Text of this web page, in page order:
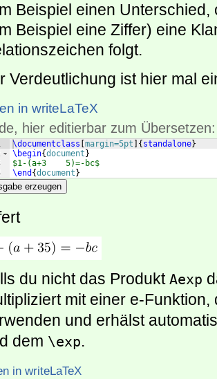
Beispiel einen
Beispiel eine Ziffer) eine
folgt.
Verdeutlichung ist hier mal
in writeLaTeX
hier editierbar zum Übersetzen:
\documentclass margin=5pt { standalone}
\begin{document }
$1-(a+3    5)=-bc$
\end {document }
erzeugen
du nicht das Produkt Aexp
mit einer e-
und erhälst
dem \exp.
in writeLaTeX